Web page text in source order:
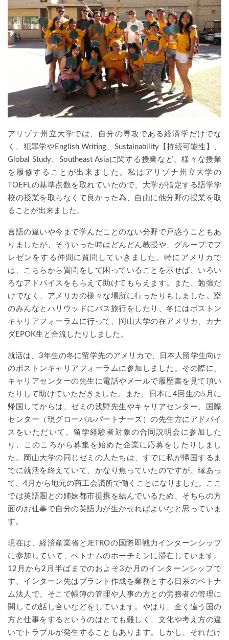
アリゾナ州立大学では、自分の専攻である経済学だけでな
く、犯罪学やEnglish Writing、Sustainability【持続可能性】、
Global Study、Southeast Asiaに関する授業など、様々な授業
を履修することが出来ました。私はアリゾナ州立大学の
TOEFLの基準点数を取れていたので、大学が指定する語学学
校の授業を取らなくて良かった為、自由に他分野の授業を取
ることが出来ました。
言語の違いや今まで学んだことのない分野で戸惑うこともあ
りましたが、そういった時はどんどん教授や、グループでプ
レゼンをする仲間に質問していきました。特にアメリカで
は、こちらから質問をして困っていることを示せば、いろい
ろなアドバイスをもらえて助けてもらえます。また、勉強だ
けでなく、アメリカの様々な場所に行ったりもしました。寮
のみんなとハリウッドにバス旅行をしたり、冬にはボストン
キャリアフォーラムに行って、岡山大学の在アメリカ、カナ
ダEPOK生と合流したりしました。
就活は、3年生の冬に留学先のアメリカで、日本人留学生向け
のボストンキャリアフォーラムに参加しました。その際に、
キャリアセンターの先生に電話やメールで履歴書を見て頂い
たりして助けていただきました。また、日本に4回生の5月に
帰国してからは、ゼミの浅野先生やキャリアセンター、国際
センター（現グローバルパートナーズ）の先生方にアドバイ
スをいただいて、留学経験者対象の合同説明会に参加した
り、このころから募集を始めた企業に応募をしたりしまし
た。岡山大学の同じゼミの人たちは、すでに私が帰国するま
でに就活を終えていて、かなり焦っていたのですが、縁あっ
て、4月から地元の商工会議所で働くことになりました。ここ
では英語圏との姉妹都市提携を結んでいるため、そちらの方
面のお仕事で自分の英語力が生かせればよいなと思っていま
す。
現在は、経済産業省とJETROの国際即戦力インターンシップ
に参加していて、ベトナムのホーチミンに滞在しています。
12月から2月半ばまでのおよそ3か月のインターンシップで
す。インターン先はプラント作成を業務とする日系のベトナ
ム法人で、そこで帳簿の管理や人事の方との労務者の管理に
関しての話し合いなどをしています。やはり、全く違う国の
方と仕事をするというのはとても難しく、文化や考え方の違
いでトラブルが発生することもあります。しかし、それだけ